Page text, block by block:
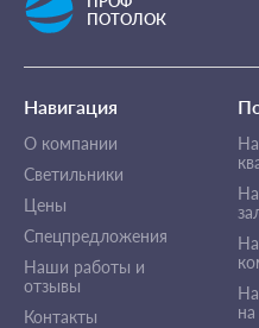
ПОТОЛОК
Навигация
О компании
Светильники
Цены
Спецпредложения
Наши работы и
отзывы
Контакты